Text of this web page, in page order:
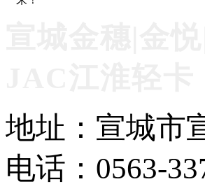
地址：宣城市
电话：0563-